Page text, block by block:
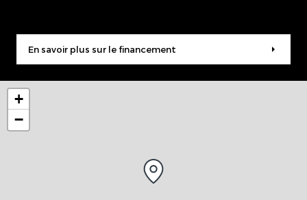
En savoir plus sur le financement
+
−